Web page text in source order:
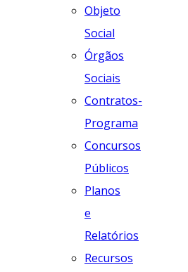
Objeto
Social
Órgãos
Sociais
Contratos-
Programa
Concursos
Públicos
Planos
e
Relatórios
Recursos